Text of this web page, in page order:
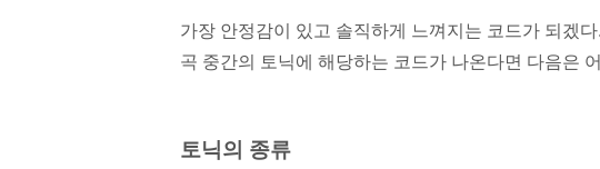
가장 안정감이 있고 솔직하게 느껴지는 코드가 되겠다.
곡 중간의 토닉에 해당하는 코드가 나온다면 다음은
토닉의 종류